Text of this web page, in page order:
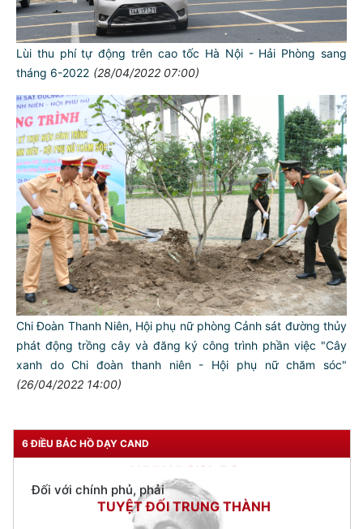
Lùi thu phí tự động trên cao tốc Hà Nội - Hải Phòng sang
tháng 6-2022 (28/04/2022 07:00)
Chi Đoàn Thanh Niên, Hội phụ nữ phòng Cảnh sát đường thủy
phát động trồng cây và đăng ký công trình phần việc "Cây
xanh do Chi đoàn thanh niên - Hội phụ nữ chăm sóc"
(26/04/2022 14:00)
6 ĐIỀU BÁC HỒ DẠY CAND
TƯ CÁCH
NGƯỜI CÔNG AN CÁCH MỆNH LÀ:
Đối với tự mình, phải
CẦN, KIỆM, LIÊM, CHÍNH
Đối với đồng sự, phải
Đối với chính phủ, phải
TUYỆT ĐỐI TRUNG THÀNH
KÍNH TRỌNG LỄ PHÉP
Đối với công việc, phải